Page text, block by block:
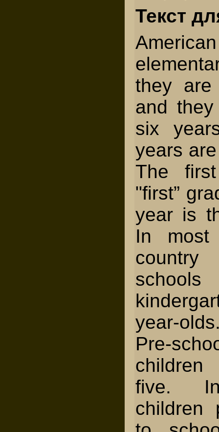
Текст
they
and
six
years
The
"first”
year is
In
year-
Pre-
children
five. In
children